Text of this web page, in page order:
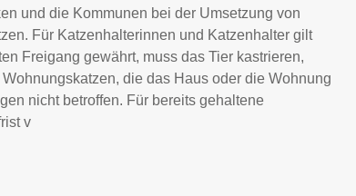
und die Kommunen bei der Umsetzung von
Für Katzenhalterinnen und Katzenhalter gilt
Freigang gewährt, muss das Tier kastrieren,
die das Haus oder die Wohnung
nicht betroffen. Für bereits gehaltene
v